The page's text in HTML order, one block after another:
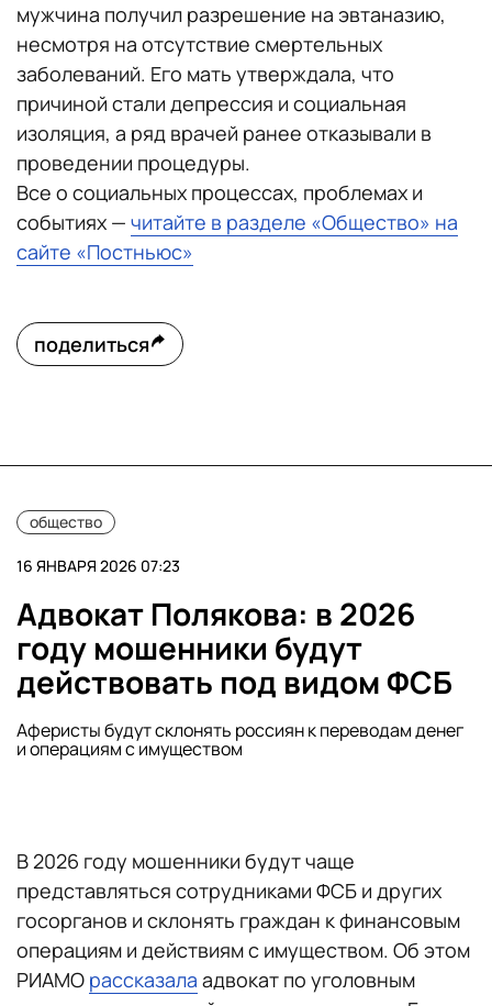
мужчина получил разрешение на эвтаназию,
несмотря на отсутствие смертельных
заболеваний. Его мать утверждала, что
причиной стали депрессия и социальная
изоляция, а ряд врачей ранее отказывали в
проведении процедуры.
Все о социальных процессах, проблемах и
событиях — читайте в разделе «Общество» на
сайте «Постньюс»
поделиться
общество
16 ЯНВАРЯ 2026 07:23
Адвокат Полякова: в 2026
году мошенники будут
действовать под видом ФСБ
Аферисты будут склонять россиян к переводам денег
и операциям с имуществом
В 2026 году мошенники будут чаще
представляться сотрудниками ФСБ и других
госорганов и склонять граждан к финансовым
операциям и действиям с имуществом. Об этом
РИАМО рассказала адвокат по уголовным